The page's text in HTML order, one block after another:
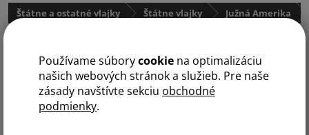
Používame súborycookie na optimalizáciu
našich webových stránok a služieb. Pre naše
zásady navštívte sekciu obchodné
podmienky.
Štátne a ostatné vlajky Štátne vlajky Južná Amerika